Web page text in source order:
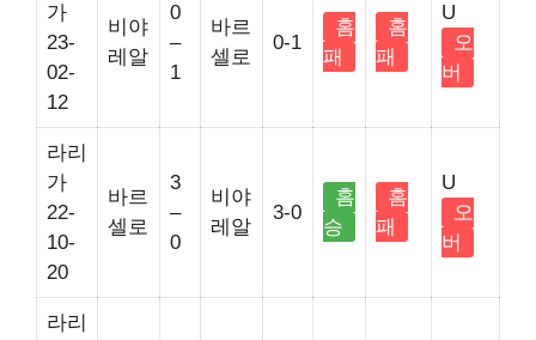
가
23-
02-
12
비야
레알
0
–
1
바르
셀로
0-1
홈
패
홈
패
U
오
버
라리
가
22-
10-
20
바르
셀로
3
–
0
비야
레알
3-0
홈
승
홈
패
U
오
버
라리